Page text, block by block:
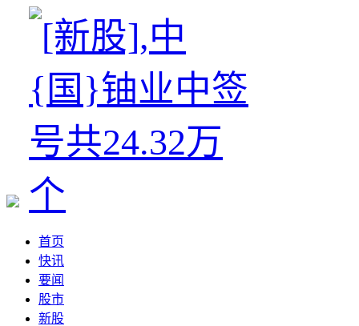
首页
快讯
要闻
股市
新股